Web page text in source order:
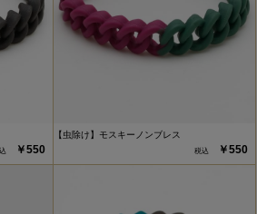
￥550
【虫除け】モスキーノンブレス
￥550